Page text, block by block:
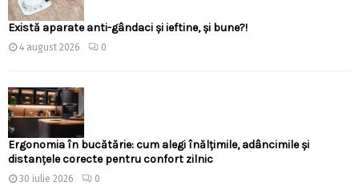
Există aparate anti-gândaci și ieftine, și bune?!
4 august 2026 0
Ergonomia în bucătărie: cum alegi înălțimile, adâncimile și
distanțele corecte pentru confort zilnic
30 iulie 2026 0